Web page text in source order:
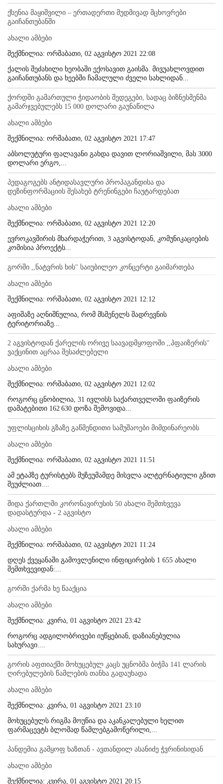
ქსენია მაყიშვილი – ერთადერთი მუდმივად მცხოვრები
გაიჩანთუბანში
ახალი ამბები
შექმნილია: ორშაბათი, 02 აგვისტო 2021 22:08
ქალის შეძახილი ხეობაში ექოსავით გაისმა. მივუახლოვდით
გაიჩანთუბანს და ხეებში ჩამალული ძველი სახლიდან...
ქორდში გამართული ჭიდაობის შედეგები, სადაც ბიზნესმენმა
გამარჯვებულებს 15 000 დოლარი გაუნაწილა
ახალი ამბები
შექმნილია: ორშაბათი, 02 აგვისტო 2021 17:47
აბსოლუტური ფალავანი გახდა დავით ლორიაშვილი, მას 3000
დოლარი ერგო,...
პედაგოგებს ანტიდასავლური პროპაგანდისა და
დეზინფორმაციის შესახებ ტრენინგები ჩაუტარდებათ
ახალი ამბები
შექმნილია: ორშაბათი, 02 აგვისტო 2021 12:20
ევროკავშირის მხარდაჭერით, 3 აგვისტოდან, კომუნიკაციების
კომისია პროექტს...
გორში ,,ნატვრის ხის'' საიუბილეო კონცერტი გაიმართება
ახალი ამბები
შექმნილია: ორშაბათი, 02 აგვისტო 2021 12:12
აფიშაზე აღნიშნულია, რომ მსმენელს შადრევნის
ტერიტორიაზე...
2 აგვისტოდან ქარელის ორივე საავადმყოფოში ,,პფაიზერის''
ვაქცინით აცრაა შესაძლებელი
ახალი ამბები
შექმნილია: ორშაბათი, 02 აგვისტო 2021 12:02
როგორც ცნობილია, 31 ივლისს საქართველოში ფაიზერის
დამატებითი 162 630 დოზა შემოვიდა...
უფლისციხის გზაზე გაწმენდითი სამუშაოები მიმდინარეობს
ახალი ამბები
შექმნილია: ორშაბათი, 02 აგვისტო 2021 11:51
ამ ეტაპზე ტურისტებს მუზეუმამდე მისვლა ალტერნატიული გზით
შეუძლიათ....
შიდა ქართლში კორონავირუსის 50 ახალი შემთხვევა
დადასტურდა - 2 აგვისტო
ახალი ამბები
შექმნილია: ორშაბათი, 02 აგვისტო 2021 11:24
დღეს ქვეყანაში გამოვლენილი ინფიცირების 1 655 ახალი
შემთხვევიდან:...
გორში ქარმა ხე წააქცია
ახალი ამბები
შექმნილია: კვირა, 01 აგვისტო 2021 23:42
როგორც ადგილობრივები იუწყებიან, დაზიანებულია
სახურავი....
გორის აფთიაქში მოხუცებულ კაცს უცნობმა ბიჭმა 141 ლარის
ღირებულების წამლების თანხა გადაუხადა
ახალი ამბები
შექმნილია: კვირა, 01 აგვისტო 2021 23:10
მოხუცებულს რიგმა მოუწია და აკანკალებული ხელით
ფარმაცევტს ბლომად წამლებგამოწერილი,...
პანდემია გამყოფ ხაზთან - ავთანდილ ასანიძე ჭვრინისიდან
ახალი ამბები
შექმნილია: კვირა, 01 აგვისტო 2021 20:15